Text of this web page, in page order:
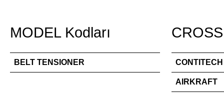
MODEL Kodları
BELT TENSIONER CONTITECH
AIRKRAFT